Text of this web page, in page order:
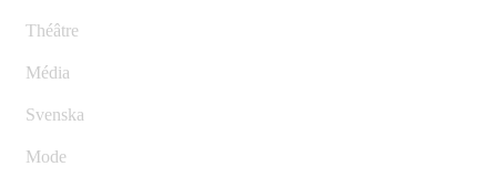
Théâtre
Média
Svenska
Mode